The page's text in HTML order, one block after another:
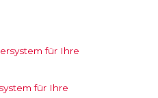
für Ihre